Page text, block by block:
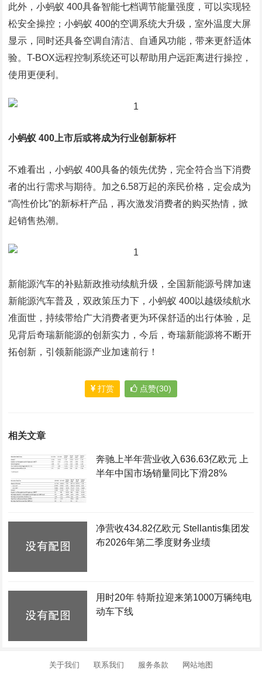
此外，小蚂蚁 400具备智能七档调节能量强度，可以实现轻
松安全操控；小蚂蚁 400的空调系统大升级，室外温度大屏
显示，同时还具备空调自清洁、自通风功能，带来更舒适体
验。T-BOX远程控制系统还可以帮助用户远距离进行操控，
使用更便利。
小蚂蚁 400上市后或将成为行业创新标杆
不难看出，小蚂蚁 400具备的领先优势，完全符合当下消费
者的出行需求与期待。加之6.58万起的亲民价格，定会成为
“高性价比”的新标杆产品，再次激发消费者的购买热情，掀
起销售热潮。
新能源汽车的补贴新政推动续航升级，全国新能源号牌加速
新能源汽车普及，双政策压力下，小蚂蚁 400以越级续航水
准面世，持续带给广大消费者更为环保舒适的出行体验，足
见背后奇瑞新能源的创新实力，今后，奇瑞新能源将不断开
拓创新，引领新能源产业加速前行！
打赏 点赞(30)
相关文章
奔驰上半年营业收入636.63亿欧元 上
半年中国市场销量同比下滑28%
净营收434.82亿欧元 Stellantis集团发
布2026年第二季度财务业绩
用时20年 特斯拉迎来第1000万辆纯电
动车下线
关于我们 联系我们 服务条款 网站地图